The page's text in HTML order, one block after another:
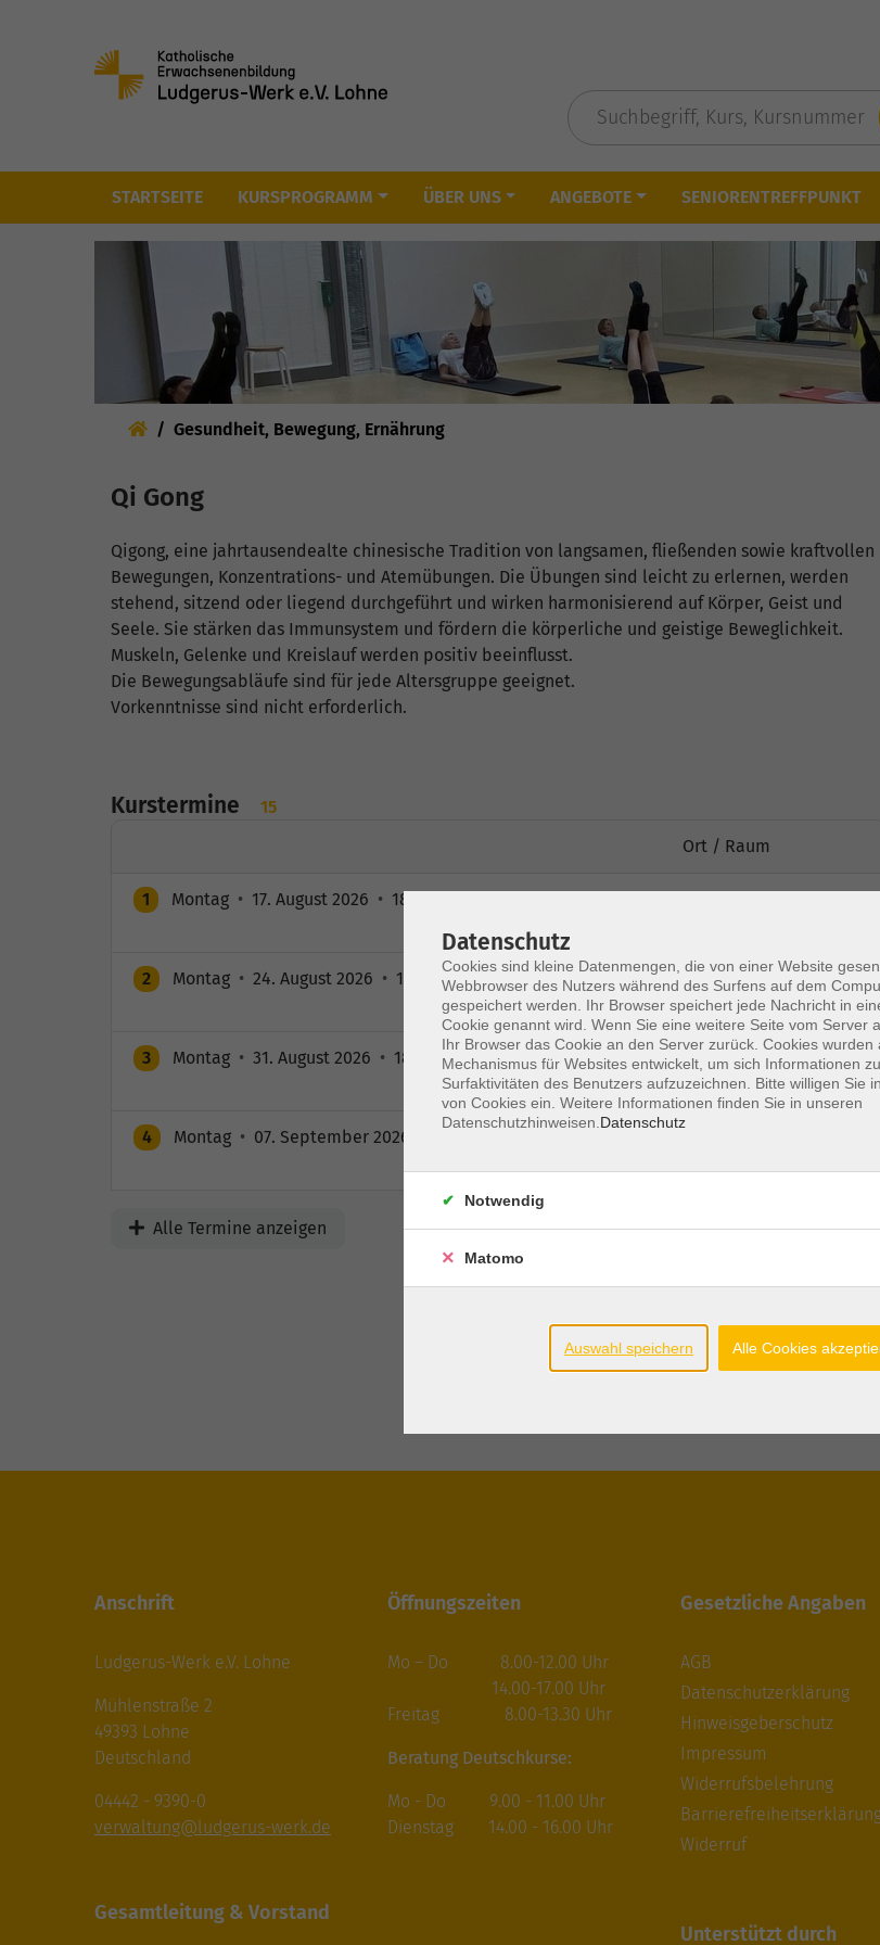
Skip to main content
STARTSEITE KURSPROGRAMM ÜBER UNS ANGEBOTE SENIORENTREFFPUNKT
Gesundheit, Bewegung, Ernährung
Qi Gong
Qigong, eine jahrtausendealte chinesische Tradition von langsamen, fließenden sowie kraftvollen
Bewegungen, Konzentrations- und Atemübungen. Die Übungen sind leicht zu erlernen, werden
stehend, sitzend oder liegend durchgeführt und wirken harmonisierend auf Körper, Geist und
Seele. Sie stärken das Immunsystem und fördern die körperliche und geistige Beweglichkeit.
Muskeln, Gelenke und Kreislauf werden positiv beeinflusst.
Die Bewegungsabläufe sind für jede Altersgruppe geeignet.
Vorkenntnisse sind nicht erforderlich.
Kurstermine
15
Ort / Raum
1 Montag • 17. August 2026 • 18:00 – 19:30 Uhr
2 Montag • 24. August 2026 • 18:00 – 19:30 Uhr
Eltern-Kind-Raum
R023
3 Montag • 31. August 2026 • 18:00 – 19:30 Uhr
Eltern-Kind-Raum
R023
4 Montag • 07. September 2026
Alle Termine anzeigen
Anschrift
Ludgerus-Werk e.V. Lohne
Mühlenstraße 2
49393 Lohne
Deutschland
04442 - 9390-0
verwaltung@ludgerus-werk.de
Gesamtleitung & Vorstand
Öffnungszeiten
Mo – Do 8.00-12.00 Uhr
14.00-17.00 Uhr
Freitag 8.00-13.30 Uhr
Beratung Deutschkurse:
Mo - Do 9.00 - 11.00 Uhr
Dienstag 14.00 - 16.00 Uhr
Gesetzliche Angaben
AGB
Datenschutzerklärung
Hinweisgeberschutz
Impressum
Widerrufsbelehrung
Widerruf
Unterstützt durch
Datenschutz
Cookies sind kleine Datenmengen, die von einer Website
Webbrowser des Nutzers während des Surfens auf dem
gespeichert werden. Ihr Browser speichert jede Nachricht in
Cookie genannt wird. Wenn Sie eine weitere Seite vom Server
Ihr Browser das Cookie an den Server zurück. Cookies wurden
Mechanismus für Websites entwickelt, um sich Informationen
Surfaktivitäten des Benutzers aufzuzeichnen. Bitte willigen Sie
von Cookies ein. Weitere Informationen finden Sie in unseren
Datenschutzhinweisen. Datenschutz
Notwendig
Matomo
Auswahl speichern Alle Cookies